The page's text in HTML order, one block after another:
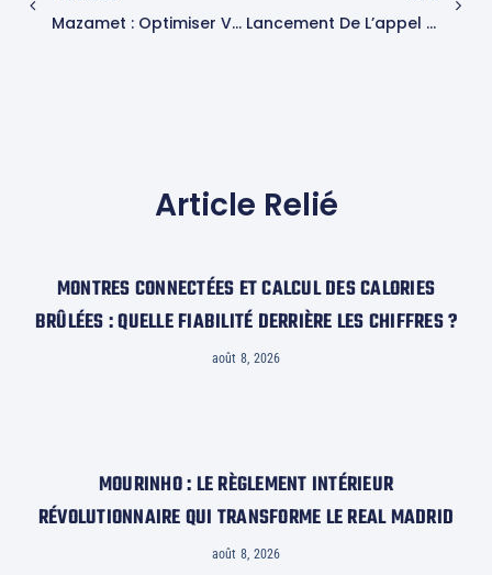
Mazamet : Optimiser Votre Performance En Alliant Sport Et Nutrition
Lancement De L’appel À Projets 2025-2026 Dans Le Cadre De La Stratégie Nationale Pour L’alimentation, La Nutrition Et Le Climat (Snanc) Jusqu’au 23 Décembre
Article Relié
MONTRES CONNECTÉES ET CALCUL DES CALORIES
BRÛLÉES : QUELLE FIABILITÉ DERRIÈRE LES CHIFFRES ?
août 8, 2026
MOURINHO : LE RÈGLEMENT INTÉRIEUR
RÉVOLUTIONNAIRE QUI TRANSFORME LE REAL MADRID
août 8, 2026